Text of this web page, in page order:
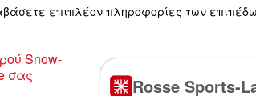
επιπλέον πληροφορίες των
Snow-
σας